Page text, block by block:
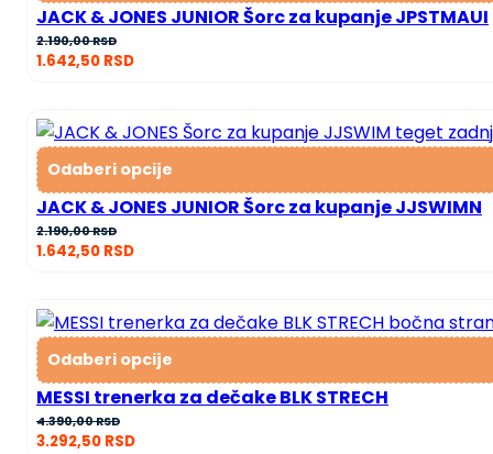
JACK & JONES JUNIOR Šorc za kupanje JPSTMAUI
2.190,00RSD
1.642,50 RSD
Odaberi opcije
JACK & JONES JUNIOR Šorc za kupanje JJSWIMN
2.190,00RSD
1.642,50 RSD
Odaberi opcije
MESSI trenerka za dečake BLK STRECH
4.390,00RSD
3.292,50 RSD